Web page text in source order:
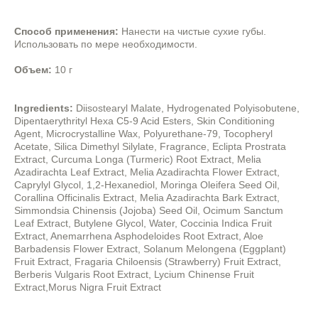
Способ применения: Нанести на чистые сухие губы.
Использовать по мере необходимости.
Объем: 10 г
Ingredients: Diisostearyl Malate, Hydrogenated Polyisobutene,
Dipentaerythrityl Hexa C5-9 Acid Esters, Skin Conditioning
Agent, Microcrystalline Wax, Polyurethane-79, Tocopheryl
Acetate, Silica Dimethyl Silylate, Fragrance, Eclipta Prostrata
Extract, Curcuma Longa (Turmeric) Root Extract, Melia
Azadirachta Leaf Extract, Melia Azadirachta Flower Extract,
Caprylyl Glycol, 1,2-Hexanediol, Moringa Oleifera Seed Oil,
Corallina Officinalis Extract, Melia Azadirachta Bark Extract,
Simmondsia Chinensis (Jojoba) Seed Oil, Ocimum Sanctum
Leaf Extract, Butylene Glycol, Water, Coccinia Indica Fruit
Extract, Anemarrhena Asphodeloides Root Extract, Aloe
Barbadensis Flower Extract, Solanum Melongena (Eggplant)
Fruit Extract, Fragaria Chiloensis (Strawberry) Fruit Extract,
Berberis Vulgaris Root Extract, Lycium Chinense Fruit
Extract,Morus Nigra Fruit Extract